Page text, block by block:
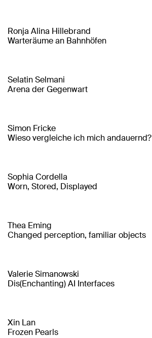
Ronja Alina Hillebrand
Warteräume an Bahnhöfen
Selatin Selmani
Arena der Gegenwart
Simon Fricke
Wieso vergleiche ich mich andauernd?
Sophia Cordella
Worn, Stored, Displayed
Thea Eming
Changed perception, familiar objects
Valerie Simanowski
Dis(Enchanting) AI Interfaces
Xin Lan
Frozen Pearls